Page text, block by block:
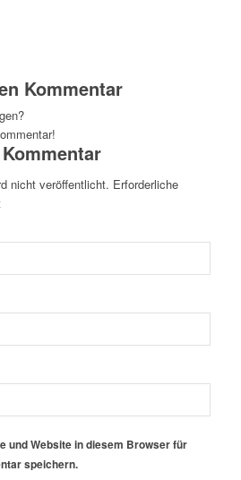
Kommentar
nicht veröffentlicht. Erforderliche
und Website in diesem Browser für
speichern.